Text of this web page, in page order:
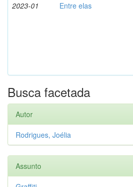
2023-01 Entre elas
Busca facetada
Autor
Rodrigues, Joélia
Assunto